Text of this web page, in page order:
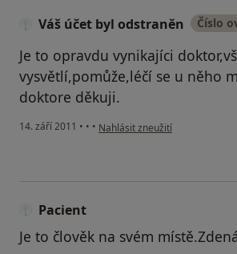
Váš účet byl odstraněn Číslo
Je to opravdu vynikajíci
vysvětlí,pomůže,léčí se u něho
doktore děkuji.
14. září 2011 • • • podle názoru uživatele Váš
Nahlásit zneužití
Pacient
Je to člověk na svém